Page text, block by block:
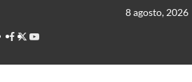
contenido
8 agosto, 2026